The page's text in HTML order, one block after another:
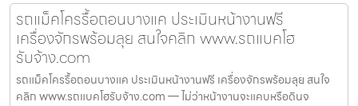
รถแม็คโครรื้อถอนบางแค ประเมินหน้างานฟรี
เครื่องจักรพร้อมลุย สนใจคลิก www.รถแบคโฮ
รับจ้าง.com
รถแม็คโครรื้อถอนบางแค ประเมินหน้างานฟรี เครื่องจักรพร้อมลุย สนใจ
คลิก www.รถแบคโฮรับจ้าง.com — ไม่ว่าหน้างานจะแคบหรือดินจ